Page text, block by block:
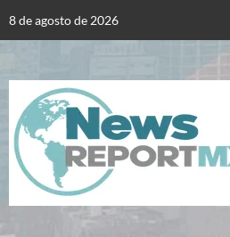
8 de agosto de 2026